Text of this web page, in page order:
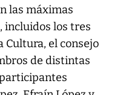
las máximas
incluidos los tres
Cultura, el consejo
de distintas